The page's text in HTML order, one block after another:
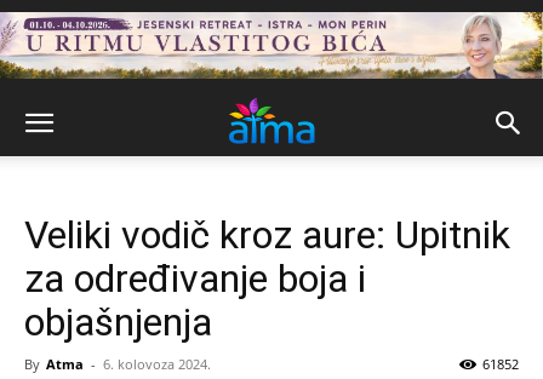
Veliki vodič kroz aure: Upitnik
za određivanje boja i
objašnjenja
By Atma - 6. kolovoza 2024. 61852